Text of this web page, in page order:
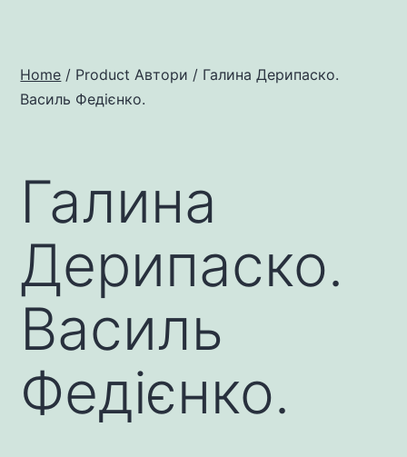
Home / Product Автори / Галина Дерипаско.
Василь Федієнко.
Галина
Дерипаско.
Василь
Федієнко.